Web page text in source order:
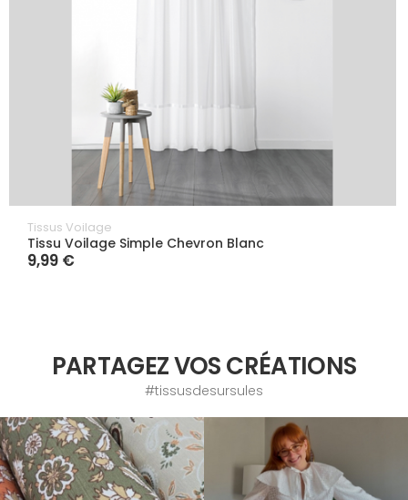
Tissus Voilage
Tissu Voilage Simple Chevron Blanc
9,99 €
PARTAGEZ VOS CRÉATIONS
#tissusdesursules